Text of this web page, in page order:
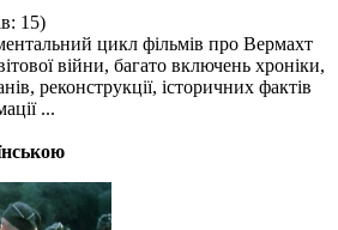
15)
цикл фільмів про Вермахт
війни, багато включень хроніки,
реконструкції, історичних фактів
...